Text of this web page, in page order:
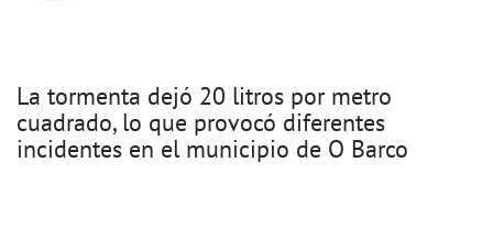
La tormenta dejó 20 litros por metro
cuadrado, lo que provocó diferentes
incidentes en el municipio de O Barco